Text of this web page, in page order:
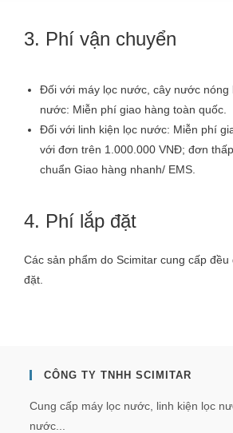
3. Phí vận chuyển
Đối với máy lọc nước, cây nước nóng
nước: Miễn phí giao hàng toàn quốc.
Đối với linh kiện lọc nước: Miễn phí
với đơn trên 1.000.000 VNĐ; đơn
chuẩn Giao hàng nhanh/ EMS.
4. Phí lắp đặt
Các sản phẩm do Scimitar cung cấp
đặt.
CÔNG TY TNHH SCIMITAR
Cung cấp máy lọc nước, linh kiện lọc
nước...